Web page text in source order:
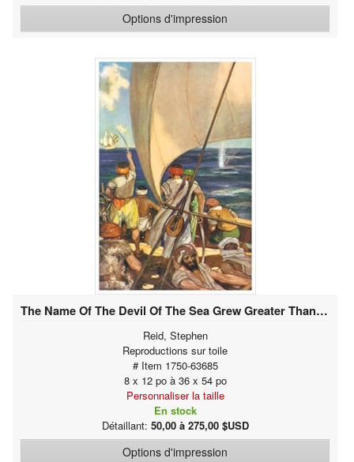
Options d'impression
The Name Of The Devil Of The Sea Grew Greater Than Ever
Reid, Stephen
Reproductions sur toile
# Item 1750-63685
8 x 12 po à 36 x 54 po
Personnaliser la taille
En stock
Détaillant: 50,00 à 275,00 $USD
Options d'impression